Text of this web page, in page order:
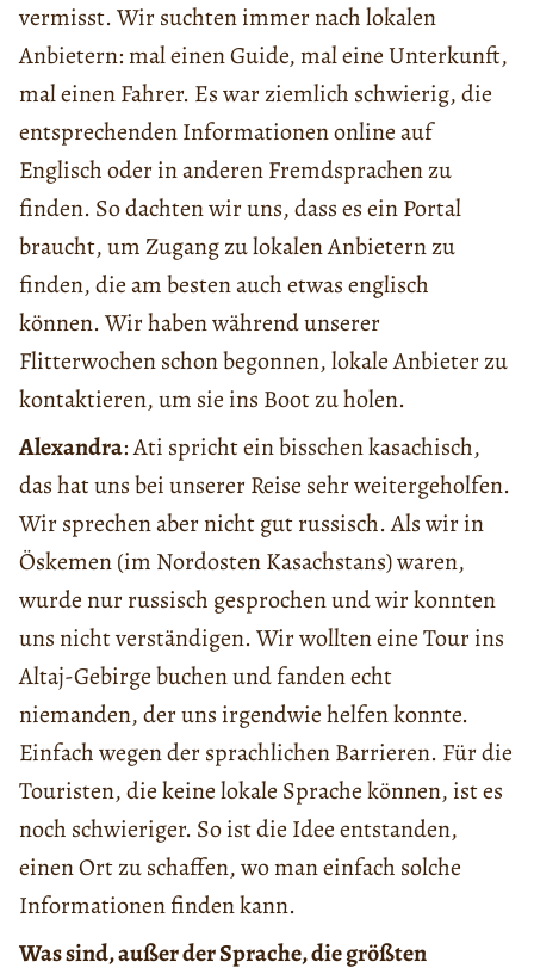
vermisst. Wir suchten immer nach lokalen
Anbietern: mal einen Guide, mal eine Unterkunft,
mal einen Fahrer. Es war ziemlich schwierig, die
entsprechenden Informationen online auf
Englisch oder in anderen Fremdsprachen zu
finden. So dachten wir uns, dass es ein Portal
braucht, um Zugang zu lokalen Anbietern zu
finden, die am besten auch etwas englisch
können. Wir haben während unserer
Flitterwochen schon begonnen, lokale Anbieter zu
kontaktieren, um sie ins Boot zu holen.
Alexandra: Ati spricht ein bisschen kasachisch,
das hat uns bei unserer Reise sehr weitergeholfen.
Wir sprechen aber nicht gut russisch. Als wir in
Öskemen (im Nordosten Kasachstans) waren,
wurde nur russisch gesprochen und wir konnten
uns nicht verständigen. Wir wollten eine Tour ins
Altaj-Gebirge buchen und fanden echt
niemanden, der uns irgendwie helfen konnte.
Einfach wegen der sprachlichen Barrieren. Für die
Touristen, die keine lokale Sprache können, ist es
noch schwieriger. So ist die Idee entstanden,
einen Ort zu schaffen, wo man einfach solche
Informationen finden kann.
Was sind, außer der Sprache, die größten